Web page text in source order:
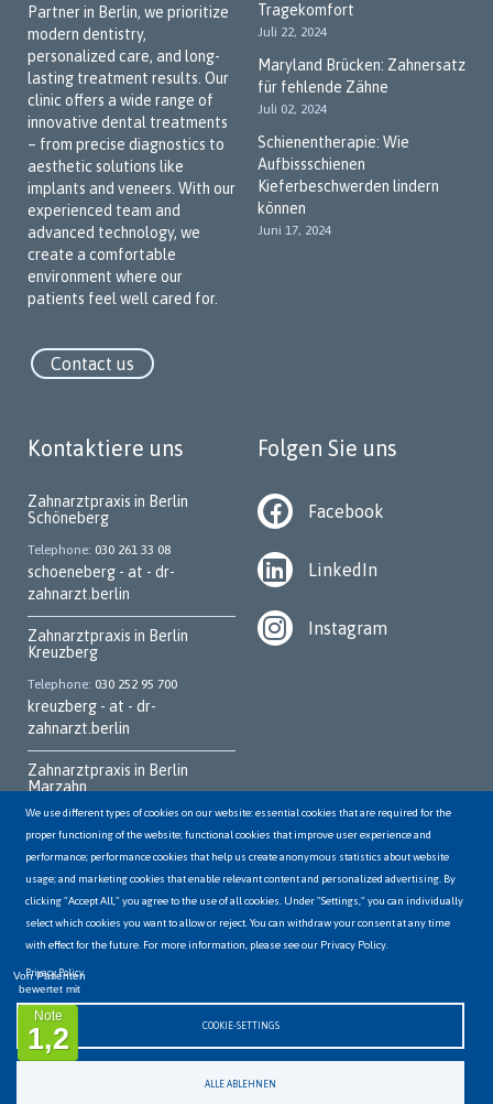
Partner in Berlin, we prioritize
modern dentistry,
personalized care, and long-
lasting treatment results. Our
clinic offers a wide range of
innovative dental treatments
– from precise diagnostics to
aesthetic solutions like
implants and veneers. With our
experienced team and
advanced technology, we
create a comfortable
environment where our
patients feel well cared for.
Contact us
Tragekomfort
Juli 22, 2024
Maryland Brücken: Zahnersatz
für fehlende Zähne
Juli 02, 2024
Schienentherapie: Wie
Aufbissschienen
Kieferbeschwerden lindern
können
Juni 17, 2024
Kontaktiere uns
Zahnarztpraxis in Berlin
Schöneberg
Telephone 030 261 33 08
schoeneberg - at - dr-
zahnarzt.berlin
Zahnarztpraxis in Berlin
Kreuzberg
Telephone 030 252 95 700
kreuzberg - at - dr-
zahnarzt.berlin
Zahnarztpraxis in Berlin
Marzahn
Telephone 030 931 70 62
marzahn - at - dr-
zahnarzt.berlin
Zahnarztpraxis in Berlin
Hellersdorf
Telephone 03056498144
hellersdorf - at - dr-
zahnarzt.berlin
Folgen Sie uns
Facebook
LinkedIn
Instagram
We use different types of cookies on our website: essential cookies that are required for the
proper functioning of the website; functional cookies that improve user experience and
performance; performance cookies that help us create anonymous statistics about website
usage; and marketing cookies that enable relevant content and personalized advertising. By
clicking "Accept All," you agree to the use of all cookies. Under "Settings," you can individually
select which cookies you want to allow or reject. You can withdraw your consent at any time
with effect for the future. For more information, please see our Privacy Policy.
Privacy Policy
COOKIE-SETTINGS
ALLE ABLEHNEN
Von Patienten
bewertet mit
Note
1,2